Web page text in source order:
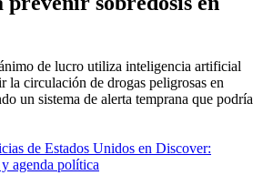
de lucro utiliza inteligencia artificial
la circulación de drogas peligrosas en
un sistema de alerta temprana que podría
de Estados Unidos en Discover:
agenda política